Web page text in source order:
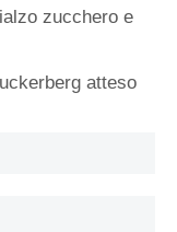
zucchero e
atteso